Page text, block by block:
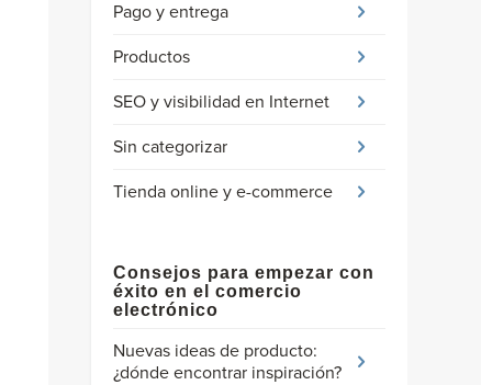
Pago y entrega
Productos
SEO y visibilidad en Internet
Sin categorizar
Tienda online y e-commerce
Consejos para empezar con
éxito en el comercio
electrónico
Nuevas ideas de producto:
¿dónde encontrar inspiración?